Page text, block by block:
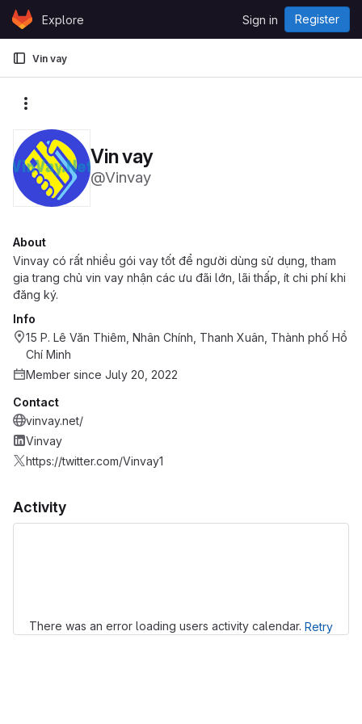
Skip to content
GitLabExplore Sign in Register
Vin vay
Vin vay
@Vinvay
Activity
There was an error loading users activity calendar. Retry
About
Vinvay có rất nhiều gói vay tốt để người dùng sử dụng, tham
gia trang chủ vin vay nhận các ưu đãi lớn, lãi thấp, ít chi phí khi
đăng ký.
Info
15 P. Lê Văn Thiêm, Nhân Chính, Thanh Xuân, Thành phố Hồ
Chí Minh
Member since July 20, 2022
Contact
vinvay.net/
Vinvay
https://twitter.com/Vinvay1